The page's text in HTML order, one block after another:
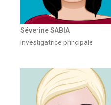
Séverine SABIA
Investigatrice principale